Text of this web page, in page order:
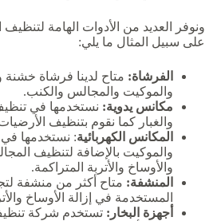
ونوفر العديد من الأدوات الهامة
على سبيل المثال ما يلي:
الفرشاة: متاح لدينا فرشاة
والموكيت والمجالس والكنب.
مكانس يدوية: نستخدمها في
والغبار كما نقوم بتنظيف
المكانس الكهربائية: نستخدمها
والموكيت بالإضافة لتنظيف
والأوساخ والأتربة المتراكمة.
المنشفة: متاح أكثر من منشفة
المستخدمة في إزالة الأوساخ
أجهزة البخار: تستخدم شركة تنظيف